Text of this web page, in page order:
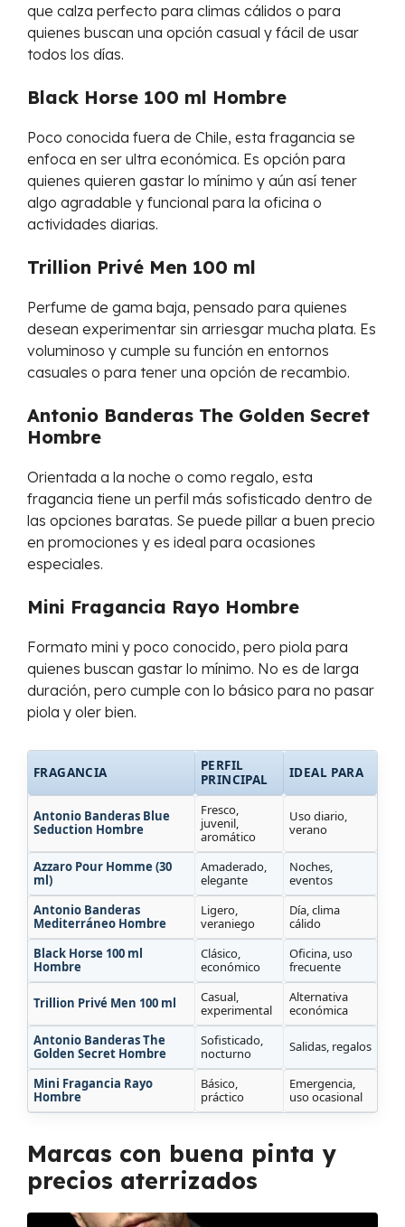
que calza perfecto para climas cálidos o para
quienes buscan una opción casual y fácil de usar
todos los días.
Black Horse 100 ml Hombre
Poco conocida fuera de Chile, esta fragancia se
enfoca en ser ultra económica. Es opción para
quienes quieren gastar lo mínimo y aún así tener
algo agradable y funcional para la oficina o
actividades diarias.
Trillion Privé Men 100 ml
Perfume de gama baja, pensado para quienes
desean experimentar sin arriesgar mucha plata. Es
voluminoso y cumple su función en entornos
casuales o para tener una opción de recambio.
Antonio Banderas The Golden Secret
Hombre
Orientada a la noche o como regalo, esta
fragancia tiene un perfil más sofisticado dentro de
las opciones baratas. Se puede pillar a buen precio
en promociones y es ideal para ocasiones
especiales.
Mini Fragancia Rayo Hombre
Formato mini y poco conocido, pero piola para
quienes buscan gastar lo mínimo. No es de larga
duración, pero cumple con lo básico para no pasar
piola y oler bien.
FRAGANCIA
PERFIL
PRINCIPAL
IDEAL PARA
Antonio Banderas Blue
Seduction Hombre
Fresco,
juvenil,
aromático
Uso diario,
verano
Azzaro Pour Homme (30
ml)
Amaderado,
elegante
Noches,
eventos
Antonio Banderas
Mediterráneo Hombre
Ligero,
veraniego
Día, clima
cálido
Black Horse 100 ml
Hombre
Clásico,
económico
Oficina, uso
frecuente
Trillion Privé Men 100 ml
Casual,
experimental
Alternativa
económica
Antonio Banderas The
Golden Secret Hombre
Sofisticado,
nocturno
Salidas, regalos
Mini Fragancia Rayo
Hombre
Básico,
práctico
Emergencia,
uso ocasional
Marcas con buena pinta y
precios aterrizados